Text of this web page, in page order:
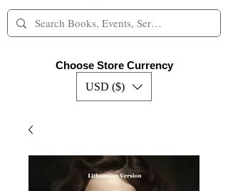
Choose Store Currency
USD ($)